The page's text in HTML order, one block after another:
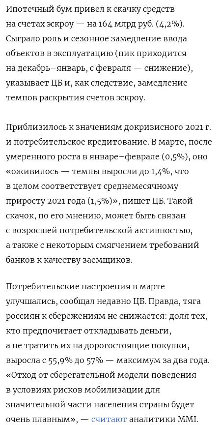
Ипотечный бум привел к скачку средств
на счетах эскроу — на 164 млрд руб. (4,2%).
Сыграло роль и сезонное замедление ввода
объектов в эксплуатацию (пик приходится
на декабрь–январь, с февраля — снижение),
указывает ЦБ и, как следствие, замедление
темпов раскрытия счетов эскроу.
Приблизилось к значениям докризисного 2021 г.
и потребительское кредитование. В марте, после
умеренного роста в январе–феврале (0,5%), оно
«оживилось — темпы выросли до 1,4%, что
в целом соответствует среднемесячному
приросту 2021 года (1,5%)», пишет ЦБ. Такой
скачок, по его мнению, может быть связан
с возросшей потребительской активностью,
а также с некоторым смягчением требований
банков к качеству заемщиков.
Потребительские настроения в марте
улучшались, сообщал недавно ЦБ. Правда, тяга
россиян к сбережениям не снижается: доля тех,
кто предпочитает откладывать деньги,
а не тратить их на дорогостоящие покупки,
выросла с 55,9% до 57% — максимум за два года.
«Отход от сберегательной модели поведения
в условиях рисков мобилизации для
значительной части населения страны будет
очень плавным», — считают аналитики MMI.